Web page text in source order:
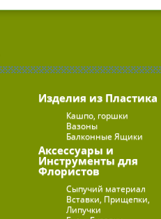
Изделия из Пластика
Кашпо, горшки
Вазоны
Балконные Ящики
Аксессуары и
Инструменты для
Флористов
Сыпучий материал
Вставки, Прищепки,
Липучки